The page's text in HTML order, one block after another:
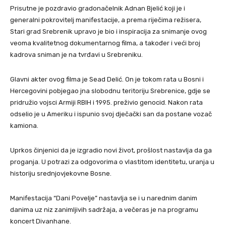
Prisutne je pozdravio gradonačelnik Adnan Bjelić koji je i
generalni pokrovitelj manifestacije, a prema riječima režisera,
Stari grad Srebrenik upravo je bio i inspiracija za snimanje ovog
veoma kvalitetnog dokumentarnog filma, a također i veći broj
kadrova sniman je na tvrđavi u Srebreniku.
Glavni akter ovog filma je Sead Delić. On je tokom rata u Bosni i
Hercegovini pobjegao jna slobodnu teritoriju Srebrenice, gdje se
pridružio vojsci Armiji RBIH i 1995. preživio genocid. Nakon rata
odselio je u Ameriku i ispunio svoj dječački san da postane vozač
kamiona.
Uprkos činjenici da je izgradio novi život, prošlost nastavlja da ga
proganja. U potrazi za odgovorima o vlastitom identitetu, uranja u
historiju srednjovjekovne Bosne.
Manifestacija “Dani Povelje” nastavlja se i u narednim danim
danima uz niz zanimljivih sadržaja, a večeras je na programu
koncert Divanhane.